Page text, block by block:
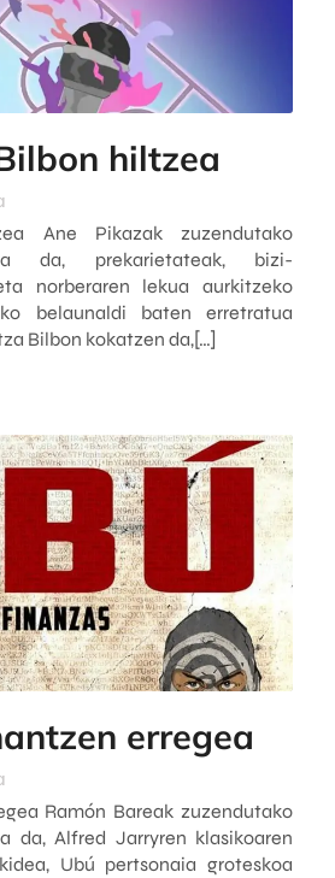
hiltzea
Ane Pikazak zuzendutako
da, prekarietateak, bizi-
norberaren lekua aurkitzeko
belaunaldi baten erretratua
Bilbon kokatzen da,[…]
erregea
Ramón Bareak zuzendutako
da, Alfred Jarryren klasikoaren
Ubú pertsonaia groteskoa